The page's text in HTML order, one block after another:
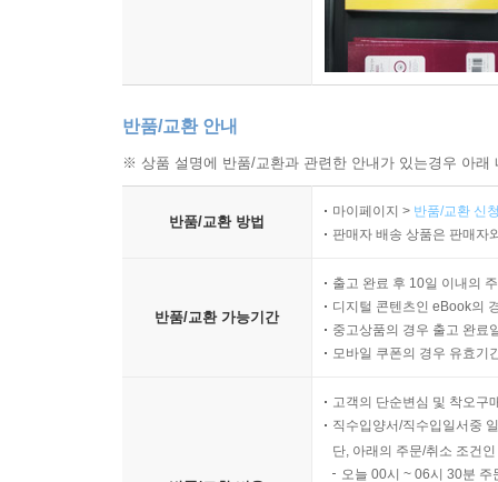
반품/교환 안내
※ 상품 설명에 반품/교환과 관련한 안내가 있는경우 아
반품/교환 방법
마이페이지 > 반품/교환 신
판매자 배송 상품은 판매자
반품/교환 가능기간
출고 완료 후 10일 이내의
디지털 콘텐츠인 eBook의
중고상품의 경우 출고 완료
모바일 쿠폰의 경우 유효기
고객의 단순변심 및 착오구
직수입양서/직수입일서중
단, 아래의 주문/취소 조건
오늘 00시 ~ 06시 30분